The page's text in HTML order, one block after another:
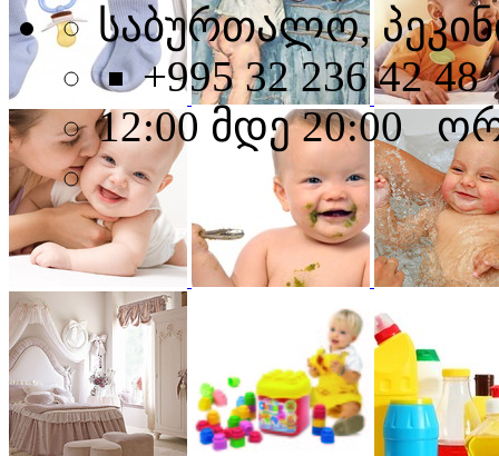
საბურთალო,
+995 32 236 42 48
12:00 მდე 20:00